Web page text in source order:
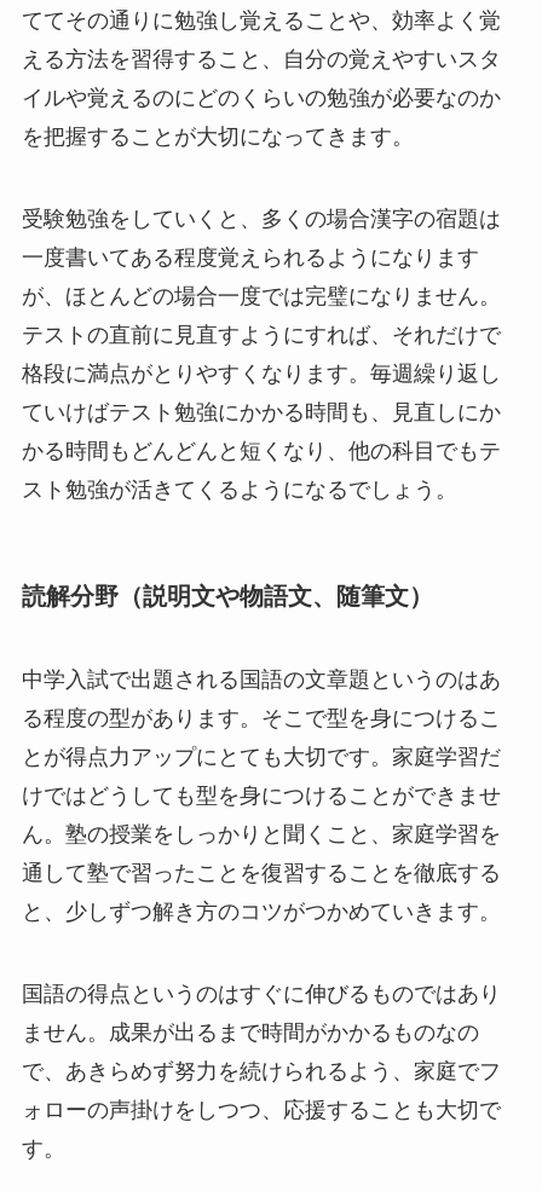
ててその通りに勉強し覚えることや、効率よく覚
える方法を習得すること、自分の覚えやすいスタ
イルや覚えるのにどのくらいの勉強が必要なのか
を把握することが大切になってきます。
受験勉強をしていくと、多くの場合漢字の宿題は
一度書いてある程度覚えられるようになります
が、ほとんどの場合一度では完璧になりません。
テストの直前に見直すようにすれば、それだけで
格段に満点がとりやすくなります。毎週繰り返し
ていけばテスト勉強にかかる時間も、見直しにか
かる時間もどんどんと短くなり、他の科目でもテ
スト勉強が活きてくるようになるでしょう。
読解分野（説明文や物語文、随筆文）
中学入試で出題される国語の文章題というのはあ
る程度の型があります。そこで型を身につけるこ
とが得点力アップにとても大切です。家庭学習だ
けではどうしても型を身につけることができませ
ん。塾の授業をしっかりと聞くこと、家庭学習を
通して塾で習ったことを復習することを徹底する
と、少しずつ解き方のコツがつかめていきます。
国語の得点というのはすぐに伸びるものではあり
ません。成果が出るまで時間がかかるものなの
で、あきらめず努力を続けられるよう、家庭でフ
ォローの声掛けをしつつ、応援することも大切で
す。